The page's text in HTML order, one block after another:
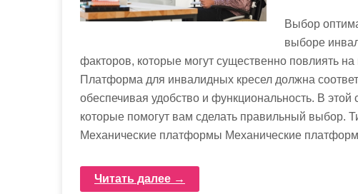
Выбор
выборе
факторов, которые могут существенно повлиять
Платформа для инвалидных кресел должна
обеспечивая удобство и функциональность. В
которые помогут вам сделать правильный выбор.
Механические платформы Механические
Читать далее →